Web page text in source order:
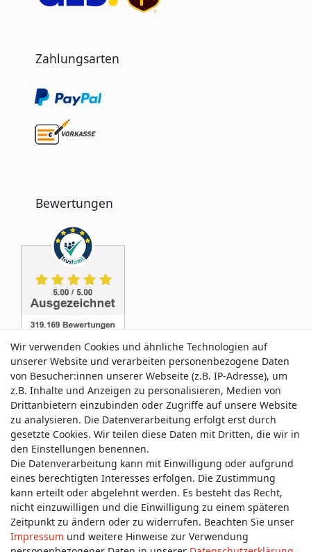
Zahlungsarten
Bewertungen
Service & Kontakt
Wünschen Sie einen Rückruf?
service@allmyclothes.de
Schreiben Sie uns:
service@allmyclothes.de
Wir verwenden Cookies und ähnliche Technologien auf
unserer Website und verarbeiten personenbezogene Daten
von Besucher:innen unserer Webseite (z.B. IP-Adresse), um
z.B. Inhalte und Anzeigen zu personalisieren, Medien von
Drittanbietern einzubinden oder Zugriffe auf unsere Website
zu analysieren. Die Datenverarbeitung erfolgt erst durch
gesetzte Cookies. Wir teilen diese Daten mit Dritten, die wir in
den Einstellungen benennen.
Die Datenverarbeitung kann mit Einwilligung oder aufgrund
eines berechtigten Interesses erfolgen. Die Zustimmung
kann erteilt oder abgelehnt werden. Es besteht das Recht,
nicht einzuwilligen und die Einwilligung zu einem späteren
Zeitpunkt zu ändern oder zu widerrufen. Beachten Sie unser
Impressum und weitere Hinweise zur Verwendung